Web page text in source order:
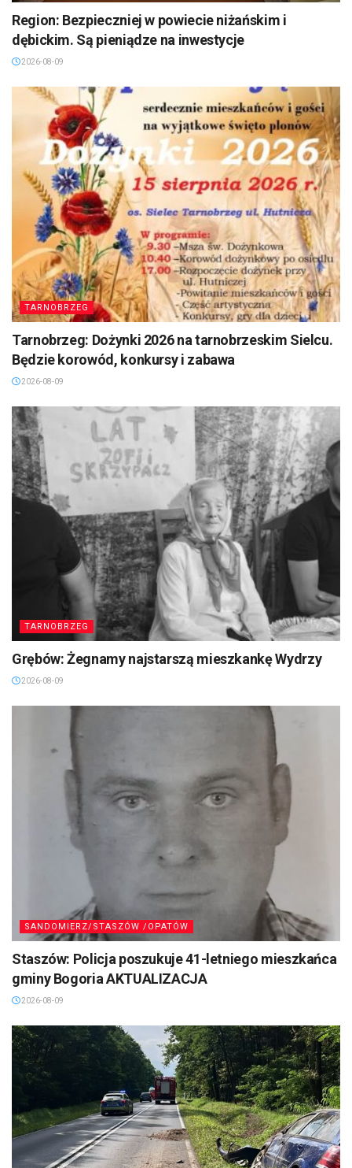
Region: Bezpieczniej w powiecie niżańskim i
dębickim. Są pieniądze na inwestycje
2026-08-09
TARNOBRZEG
Tarnobrzeg: Dożynki 2026 na tarnobrzeskim Sielcu.
Będzie korowód, konkursy i zabawa
2026-08-09
TARNOBRZEG
Grębów: Żegnamy najstarszą mieszkankę Wydrzy
2026-08-09
SANDOMIERZ/STASZÓW /OPATÓW
Staszów: Policja poszukuje 41-letniego mieszkańca
gminy Bogoria AKTUALIZACJA
2026-08-09